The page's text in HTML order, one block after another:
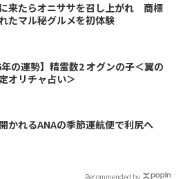
来たらオニササを召し上がれ 商標
たマル秘グルメを初体験
年の運勢】精霊数2 オグンの子＜翼の
オリチャ占い＞
かれるANAの季節運航便で利尻へ
Recommended by